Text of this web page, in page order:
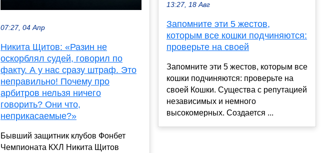
07:27, 04 Апр
Никита Щитов: «Разин не
оскорблял судей, говорил по
факту. А у нас сразу штраф. Это
неправильно! Почему про
арбитров нельзя ничего
говорить? Они что,
неприкасаемые?»
Бывший защитник клубов Фонбет
Чемпионата КХЛ Никита Щитов
13:27, 18 Авг
Запомните эти 5 жестов,
которым все кошки подчиняются:
проверьте на своей
Запомните эти 5 жестов, которым все
кошки подчиняются: проверьте на
своей Кошки. Существа с репутацией
независимых и немного
высокомерных. Создается ...